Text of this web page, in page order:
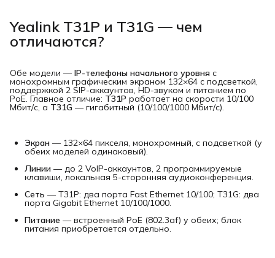
Yealink T31P и T31G — чем
отличаются?
Обе модели —IP-телефоны начального уровня с
монохромным графическим экраном 132×64 с подсветкой,
поддержкой 2 SIP-аккаунтов, HD-звуком и питанием по
PoE. Главное отличие: T31P работает на скорости 10/100
Мбит/с, а T31G — гигабитный (10/100/1000 Мбит/с).
Экран — 132×64 пикселя, монохромный, с подсветкой (у
обеих моделей одинаковый).
Линии — до 2 VoIP-аккаунтов, 2 программируемые
клавиши, локальная 5-сторонняя аудиоконференция.
Сеть — T31P: два порта Fast Ethernet 10/100; T31G: два
порта Gigabit Ethernet 10/100/1000.
Питание — встроенный PoE (802.3af) у обеих; блок
питания приобретается отдельно.